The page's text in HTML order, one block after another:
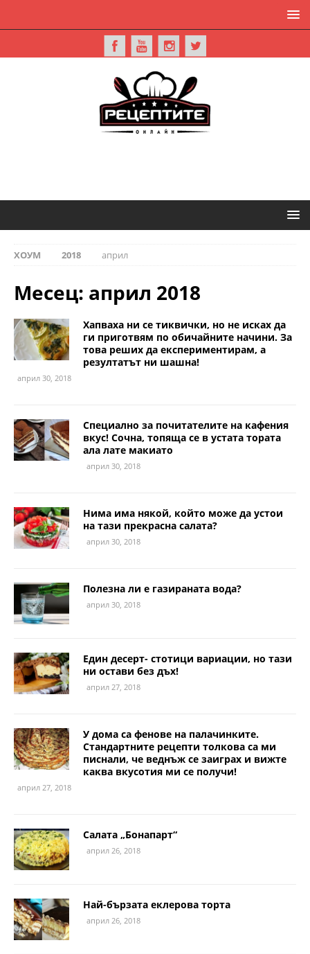
ХОУМ 2018 април
Месец: април 2018
Хапваха ни се тиквички, но не исках да
ги приготвям по обичайните начини. За
това реших да експериментирам, а
резултатът ни шашна!
април 30, 2018
Специално за почитателите на кафения
вкус! Сочна, топяща се в устата тората
ала лате макиато
април 30, 2018
Нима има някой, който може да устои
на тази прекрасна салата?
април 30, 2018
Полезна ли е газираната вода?
април 30, 2018
Един десерт- стотици вариации, но тази
ни остави без дъх!
април 27, 2018
У дома са фенове на палачинките.
Стандартните рецепти толкова са ми
писнали, че веднъж се заиграх и вижте
каква вкусотия ми се получи!
април 27, 2018
Салата „Бонапарт“
април 26, 2018
Най-бързата еклерова торта
април 26, 2018